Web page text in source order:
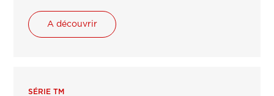
A découvrir
SÉRIE TM